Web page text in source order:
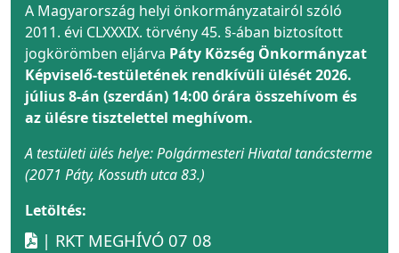
A Magyarország helyi önkormányzatairól szóló
2011. évi CLXXXIX. törvény 45. §-ában biztosított
jogkörömben eljárva Páty Község Önkormányzat
Képviselő-testületének rendkívüli ülését 2026.
július 8-án (szerdán) 14:00 órára összehívom és
az ülésre tisztelettel meghívom.
A testületi ülés helye: Polgármesteri Hivatal tanácsterme
(2071 Páty, Kossuth utca 83.)
Letöltés:
| RKT MEGHÍVÓ 07 08